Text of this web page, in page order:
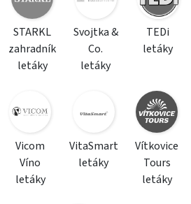
STARKL
zahradník
letáky
Svojtka &
Co.
letáky
TEDi
letáky
Vicom
Víno
letáky
VitaSmart
letáky
Vítkovice
Tours
letáky